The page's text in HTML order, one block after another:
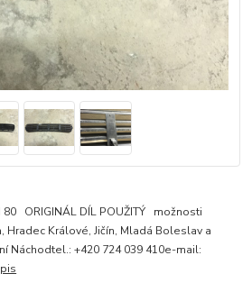
ORIGINÁL DÍL POUŽITÝ možnosti
Hradec Králové, Jičín, Mladá Boleslav a
Náchodtel.: +420 724 039 410e-mail: